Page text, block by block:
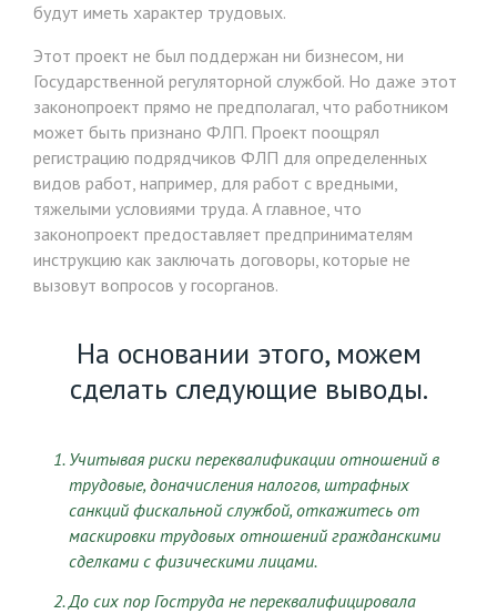
будут иметь характер трудовых.
Этот проект не был поддержан ни бизнесом, ни
Государственной регуляторной службой. Но даже этот
законопроект прямо не предполагал, что работником
может быть признано ФЛП. Проект поощрял
регистрацию подрядчиков ФЛП для определенных
видов работ, например, для работ с вредными,
тяжелыми условиями труда. А главное, что
законопроект предоставляет предпринимателям
инструкцию как заключать договоры, которые не
вызовут вопросов у госорганов.
На основании этого, можем
сделать следующие выводы.
Учитывая риски переквалификации отношений в
трудовые, доначисления налогов, штрафных
санкций фискальной службой, откажитесь от
маскировки трудовых отношений гражданскими
сделками с физическими лицами.
До сих пор Гоструда не переквалифицировала